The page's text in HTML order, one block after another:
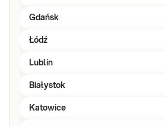
Gdańsk
Łódź
Lublin
Białystok
Katowice